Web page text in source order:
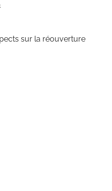
sur la réouverture